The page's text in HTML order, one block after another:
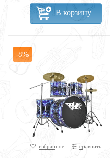
В корзину
-8%
избранное сравнить